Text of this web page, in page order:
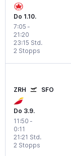
Do 1.10.
7:05 -
21:20
2 Stopps
23:15 Std.
ZRH SFO
Do 3.9.
11:50 -
0:11
2 Stopps
21:21 Std.